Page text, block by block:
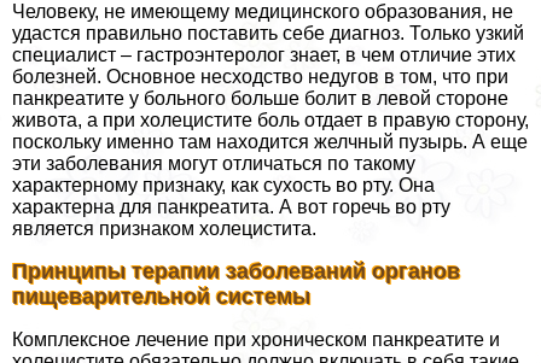
Человеку, не имеющему медицинского образования, не
удастся правильно поставить себе диагноз. Только узкий
специалист – гастроэнтеролог знает, в чем отличие этих
болезней. Основное несходство недугов в том, что при
панкреатите у больного больше болит в левой стороне
живота, а при холецистите боль отдает в правую сторону,
поскольку именно там находится желчный пузырь. А еще
эти заболевания могут отличаться по такому
характерному признаку, как сухость во рту. Она
характерна для панкреатита. А вот горечь во рту
является признаком холецистита.
Принципы терапии заболеваний органов
пищеварительной системы
Комплексное лечение при хроническом панкреатите и